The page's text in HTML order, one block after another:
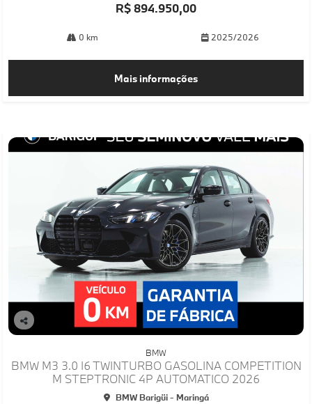
R$ 894.950,00
0 km 2025/2026
Mais informações
Co
lhe
BMW
BMW M3 3.0 I6 TWINTURBO GASOLINA COMPETITION
M STEPTRONIC 4P AUTOMATICO 2026
BMW Barigüi - Maringá